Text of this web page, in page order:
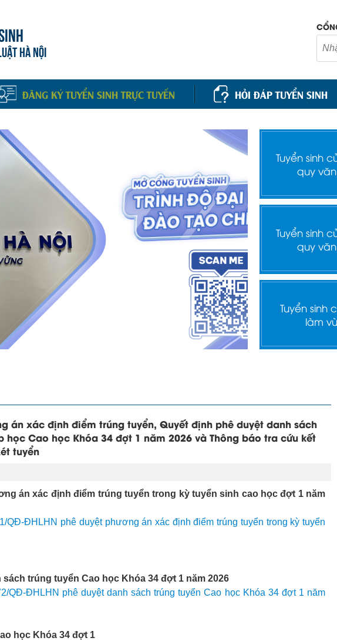
HÀ NỘI
ĐĂNG KÝ TUYỂN SINH TRỰC TUYẾN HỎI ĐÁP TUYỂN SINH
Tuyển sinh
quy
Tuyển sinh
quy
Tuyển sinh
làm
án xác định điểm trúng tuyển, Quyết định phê duyệt danh sách
học Cao học Khóa 34 đợt 1 năm 2026 và Thông báo tra cứu kết
tuyển
án xác định điểm trúng tuyển trong kỳ tuyển sinh cao học đợt 1 năm
QĐ-ĐHLHN phê duyệt phương án xác định điểm trúng tuyển trong kỳ tuyển
trúng tuyển Cao học Khóa 34 đợt 1 năm 2026
QĐ-ĐHLHN phê duyệt danh sách trúng tuyển Cao học Khóa 34 đợt 1 năm
học Khóa 34 đợt 1